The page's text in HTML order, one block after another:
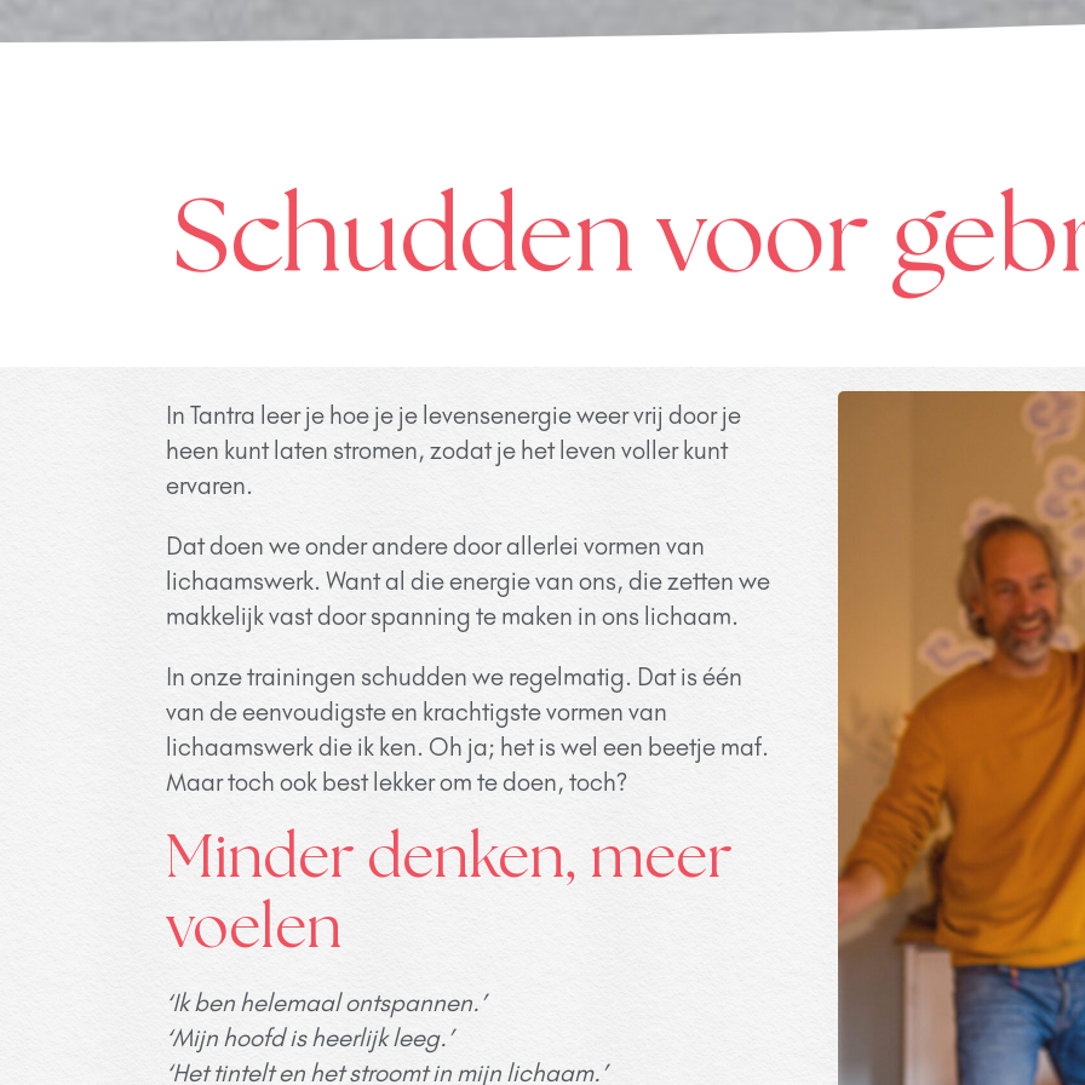
Schudden voor
In Tantra leer je hoe je je levensenergie weer vrij door je
heen kunt laten stromen, zodat je het leven voller kunt
ervaren.
Dat doen we onder andere door allerlei vormen van
lichaamswerk. Want al die energie van ons, die zetten we
makkelijk vast door spanning te maken in ons lichaam.
In onze trainingen schudden we regelmatig. Dat is één
van de eenvoudigste en krachtigste vormen van
lichaamswerk die ik ken. Oh ja; het is wel een beetje maf.
Maar toch ook best lekker om te doen, toch?
Minder denken, meer
voelen
‘Ik ben helemaal ontspannen.’
‘Mijn hoofd is heerlijk leeg.’
‘Het tintelt en het stroomt in mijn lichaam.’